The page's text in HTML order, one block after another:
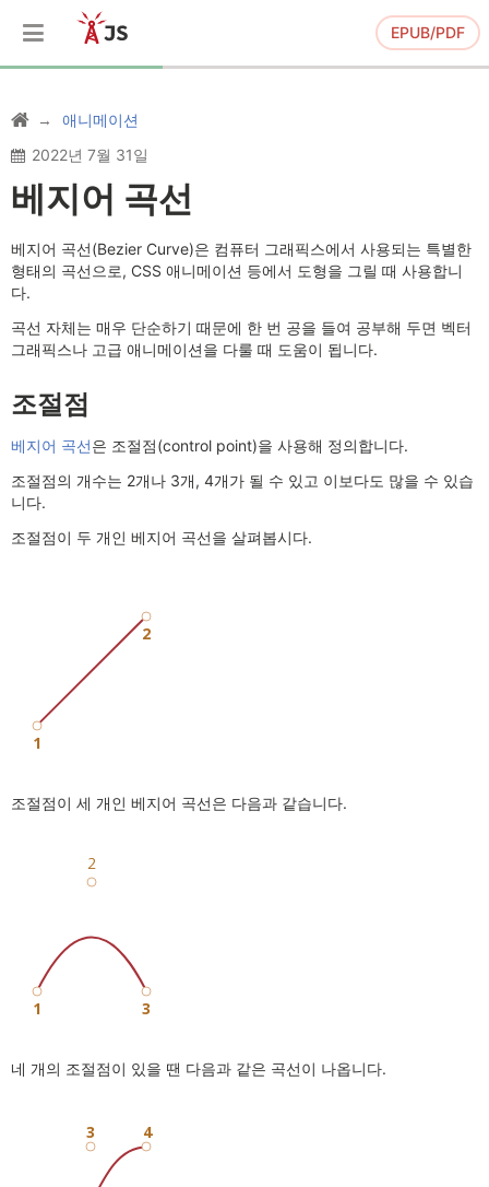
EPUB/PDF
애니메이션
2022년 7월 31일
베지어 곡선
베지어 곡선(Bezier Curve)은 컴퓨터 그래픽스에서 사용되는 특별한
형태의 곡선으로, CSS 애니메이션 등에서 도형을 그릴 때 사용합니
다.
곡선 자체는 매우 단순하기 때문에 한 번 공을 들여 공부해 두면 벡터
그래픽스나 고급 애니메이션을 다룰 때 도움이 됩니다.
조절점
베지어 곡선은 조절점(control point)을 사용해 정의합니다.
조절점의 개수는 2개나 3개, 4개가 될 수 있고 이보다도 많을 수 있습
니다.
조절점이 두 개인 베지어 곡선을 살펴봅시다.
조절점이 세 개인 베지어 곡선은 다음과 같습니다.
네 개의 조절점이 있을 땐 다음과 같은 곡선이 나옵니다.